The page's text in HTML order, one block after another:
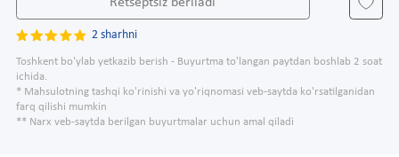
2 sharhni
Toshkent bo'ylab yetkazib berish - Buyurtma to'langan paytdan boshlab 2 soat
ichida.
* Mahsulotning tashqi ko'rinishi va yo'riqnomasi veb-saytda ko'rsatilganidan
farq qilishi mumkin
** Narx veb-saytda berilgan buyurtmalar uchun amal qiladi